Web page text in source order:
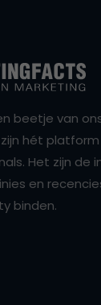
beetje van
hét
Het zijn de
en
binden.